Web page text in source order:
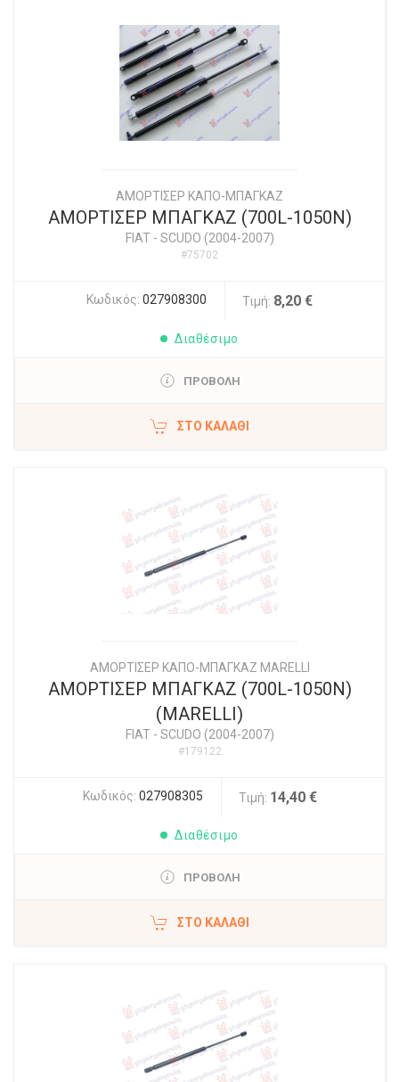
ΑΜΟΡΤΙΣΕΡ ΚΑΠΟ-ΜΠΑΓΚΑΖ
ΑΜΟΡΤΙΣΕΡ ΜΠΑΓΚΑΖ (700L-1050N)
FIAT- SCUDO (2004-2007)
#75702
Κωδικός: 027908300 Τιμή: 8,20 €
Διαθέσιμο
ΠΡΟΒΟΛΗ
ΣΤΟ ΚΑΛΆΘΙ
ΑΜΟΡΤΙΣΕΡ ΚΑΠΟ-ΜΠΑΓΚΑΖ MARELLI
ΑΜΟΡΤΙΣΕΡ ΜΠΑΓΚΑΖ (700L-1050N)
(MARELLI)
FIAT- SCUDO (2004-2007)
#179122
Κωδικός: 027908305 Τιμή: 14,40 €
Διαθέσιμο
ΠΡΟΒΟΛΗ
ΣΤΟ ΚΑΛΆΘΙ